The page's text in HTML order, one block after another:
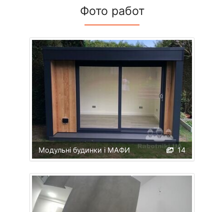
Фото работ
14
Модульні будинки і МАФИ